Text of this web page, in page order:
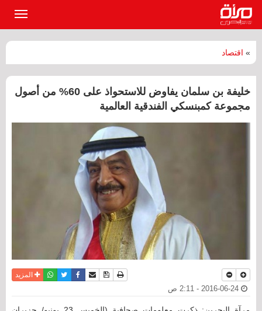
» اقتصاد
خليفة بن سلمان يفاوض للاستحواذ على 60% من أصول
مجموعة كمبنسكي الفندقية العالمية
نسخة للطباعة
حفظ الموضوع
أرسل الى صديق
فيسبوكتويترواتسابالمزيد